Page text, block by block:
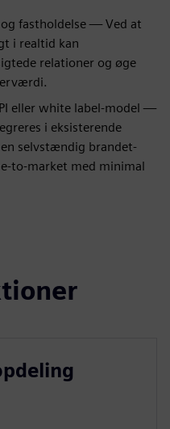
fastholdelse — Ved at
i realtid kan
relationer og øge
eller white label-model —
i eksisterende
selvstændig brandet-
to-market med minimal